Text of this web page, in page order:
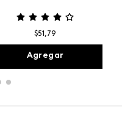
$51 ,79
Agregar